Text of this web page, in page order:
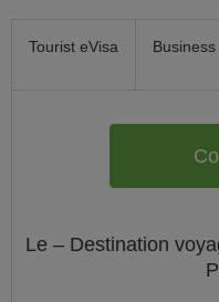
Tourist eVisa Business
Le – Destination